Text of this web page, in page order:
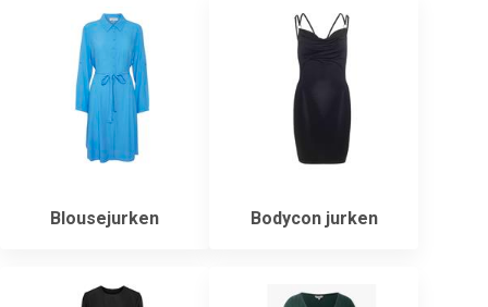
Blousejurken Bodycon jurken